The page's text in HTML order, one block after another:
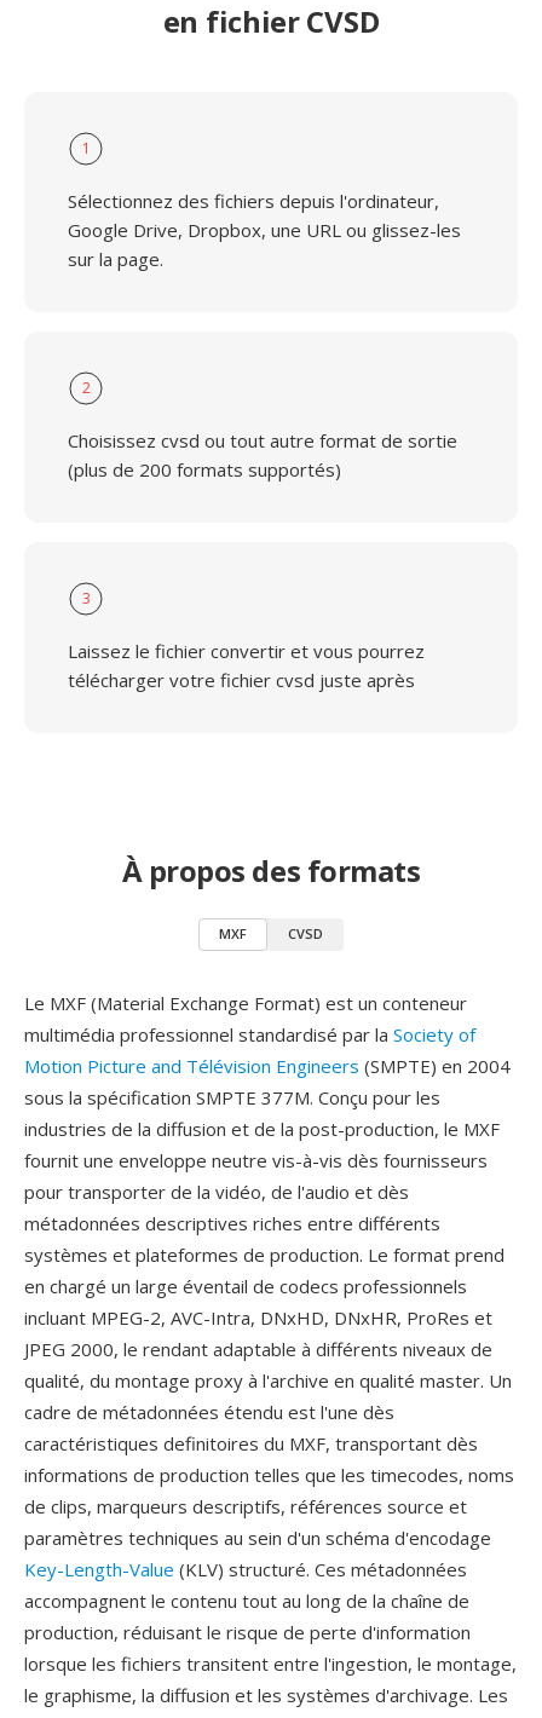
en fichier CVSD
1
Sélectionnez des fichiers depuis l'ordinateur,
Google Drive, Dropbox, une URL ou glissez-les
sur la page.
2
Choisissez cvsd ou tout autre format de sortie
(plus de 200 formats supportés)
3
Laissez le fichier convertir et vous pourrez
télécharger votre fichier cvsd juste après
À propos des formats
MXF CVSD
Le MXF (Material Exchange Format) est un conteneur
multimédia professionnel standardisé par la Society of
Motion Picture and Télévision Engineers (SMPTE) en 2004
sous la spécification SMPTE 377M. Conçu pour les
industries de la diffusion et de la post-production, le MXF
fournit une enveloppe neutre vis-à-vis dès fournisseurs
pour transporter de la vidéo, de l'audio et dès
métadonnées descriptives riches entre différents
systèmes et plateformes de production. Le format prend
en chargé un large éventail de codecs professionnels
incluant MPEG-2, AVC-Intra, DNxHD, DNxHR, ProRes et
JPEG 2000, le rendant adaptable à différents niveaux de
qualité, du montage proxy à l'archive en qualité master. Un
cadre de métadonnées étendu est l'une dès
caractéristiques definitoires du MXF, transportant dès
informations de production telles que les timecodes, noms
de clips, marqueurs descriptifs, références source et
paramètres techniques au sein d'un schéma d'encodage
Key-Length-Value (KLV) structuré. Ces métadonnées
accompagnent le contenu tout au long de la chaîne de
production, réduisant le risque de perte d'information
lorsque les fichiers transitent entre l'ingestion, le montage,
le graphisme, la diffusion et les systèmes d'archivage. Les